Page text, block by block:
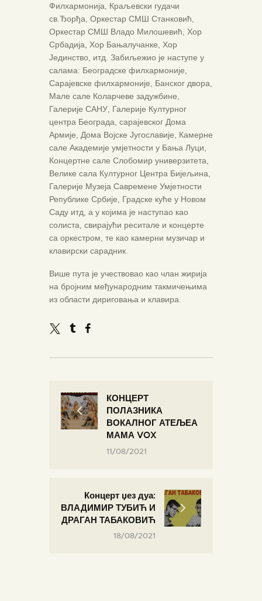
Филхармонија, Краљевски гудачи
св.Ђорђа, Оркестар СМШ Станковић,
Оркестар СМШ Владо Милошевић, Хор
Србадија, Хор Бањалучанке, Хор
Јединство, итд. Забиљежио је наступе у
салама: Београдске филхармоније,
Сарајевске филхармоније, Банског двора,
Мале сале Коларчеве задужбине,
Галерије САНУ, Галерије Културног
центра Београда, сарајевског Дома
Армије, Дома Војске Југославије, Камерне
сале Академије умјетности у Бања Луци,
Концертне сале Слобомир универзитета,
Велике сала Културног Центра Бијељина,
Галерије Музеја Савремене Умјетности
Републике Србије, Градске куће у Новом
Саду итд, а у којима је наступао као
солиста, свирајући реситале и концерте
са оркестром, те као камерни музичар и
клавирски сарадник.
Више пута је учествовао као члан жирија
на бројним међународним такмичењима
из области дириговања и клавира.
КОНЦЕРТ
ПОЛАЗНИКА
ВОКАЛНОГ АТЕЉЕА
МАМА VOX
11/08/2021
Концерт џез дуа:
ВЛАДИМИР ТУБИЋ И
ДРАГАН ТАБАКОВИЋ
18/08/2021